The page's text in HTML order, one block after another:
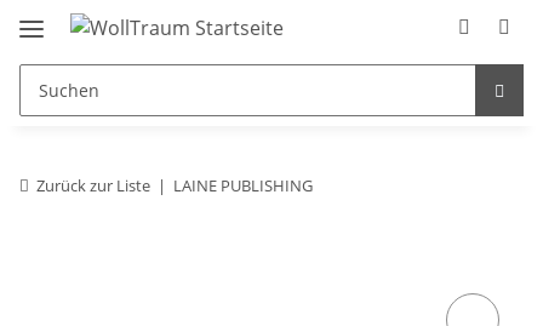
Zurück zur Liste LAINE PUBLISHING